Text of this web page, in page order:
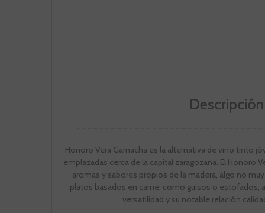
Honoro Vera Garnacha es la alternativa de vino tinto
emplazadas cerca de la capital zaragozana. El Honoro
aromas y sabores propios de la madera, algo no
platos basados en carne, como guisos o estofados,
versatilidad y su notable relación